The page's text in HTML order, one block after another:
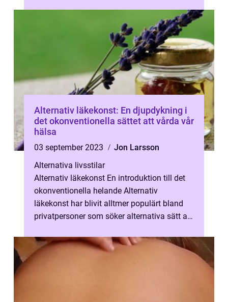
Alternativ läkekonst: En djupdykning i
det okonventionella sättet att vårda vår
hälsa
03 september 2023
Jon Larsson
Alternativa livsstilar
Alternativ läkekonst En introduktion till det
okonventionella helande Alternativ
läkekonst har blivit alltmer populärt bland
privatpersoner som söker alternativa sätt att